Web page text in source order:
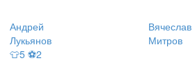
Андрей
Лукьянов
👕5 ⚽2
Вячеслав
Митров